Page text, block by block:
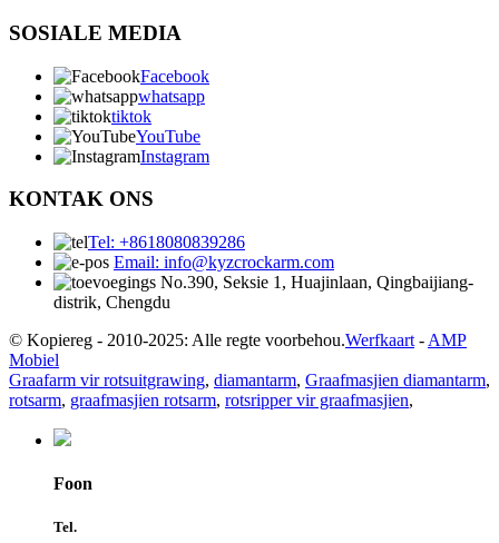
SOSIALE MEDIA
Facebook
whatsapp
tiktok
YouTube
Instagram
KONTAK ONS
Tel: +8618080839286
Email: info@kyzcrockarm.com
No.390, Seksie 1, Huajinlaan, Qingbaijiang-
distrik, Chengdu
© Kopiereg - 2010-2025: Alle regte voorbehou.Werfkaart - AMP
Mobiel
Graafarm vir rotsuitgrawing, diamantarm, Graafmasjien diamantarm,
rotsarm, graafmasjien rotsarm, rotsripper vir graafmasjien,
Foon
Tel.